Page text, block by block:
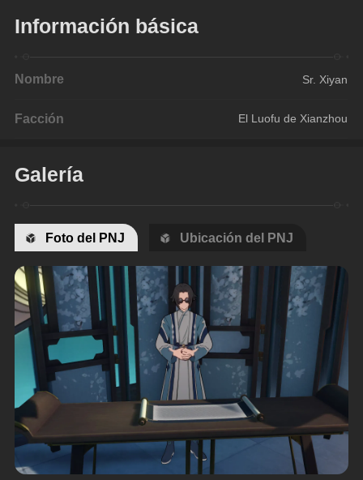
Información básica
Nombre Sr. Xiyan
Facción El Luofu de Xianzhou
Galería
Foto del PNJ Ubicación del PNJ